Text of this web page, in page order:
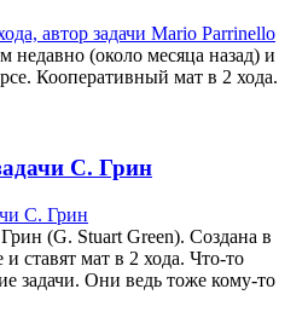
недавно (около месяца назад) и
Кооперативный мат в 2 хода.
С. Грин
(G. Stuart Green). Создана в
ставят мат в 2 хода. Что-то
задачи. Они ведь тоже кому-то